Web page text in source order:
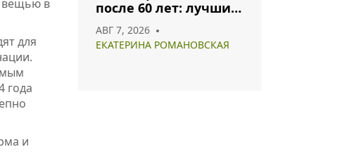
вещью в
для
года
и
после 60 лет: лучшие
гармоничного образа
АВГ 7, 2026
ЕКАТЕРИНА РОМАНОВСКАЯ